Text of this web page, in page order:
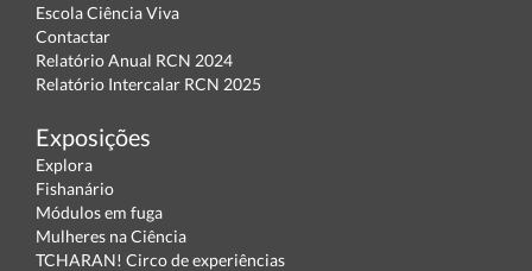
Escola Ciência Viva
Contactar
Relatório Anual RCN 2024
Relatório Intercalar RCN 2025
Exposições
Explora
Fishanário
Módulos em fuga
Mulheres na Ciência
TCHARAN! Circo de experiências